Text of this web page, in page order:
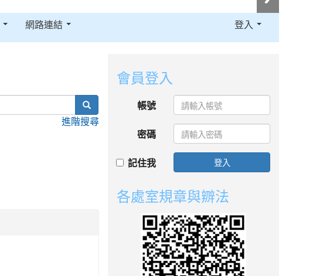
網路連結 登入
進階搜尋
會員登入
帳號
密碼
記住我 登入
各處室規章與辧法